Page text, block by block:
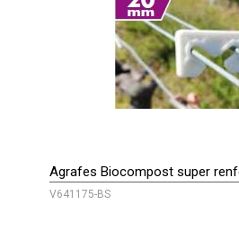
Agrafes Biocompost super
V641175-BS